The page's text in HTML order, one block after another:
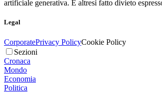
artificiale generativa. È altresì fatto divieto
Legal
CorporatePrivacy PolicyCookie Policy
Sezioni
Cronaca
Mondo
Economia
Politica